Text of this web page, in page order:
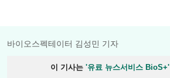
바이오스펙테이터 김성민 기자
이 기사는 '유료 뉴스서비스 BioS+'